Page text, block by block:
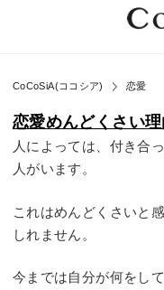
CoCoSiA(ココシア) 恋愛
恋愛めんどくさい
人によっては、付き合
人がいます。
これはめんどくさいと
しれません。
今までは自分が何をし